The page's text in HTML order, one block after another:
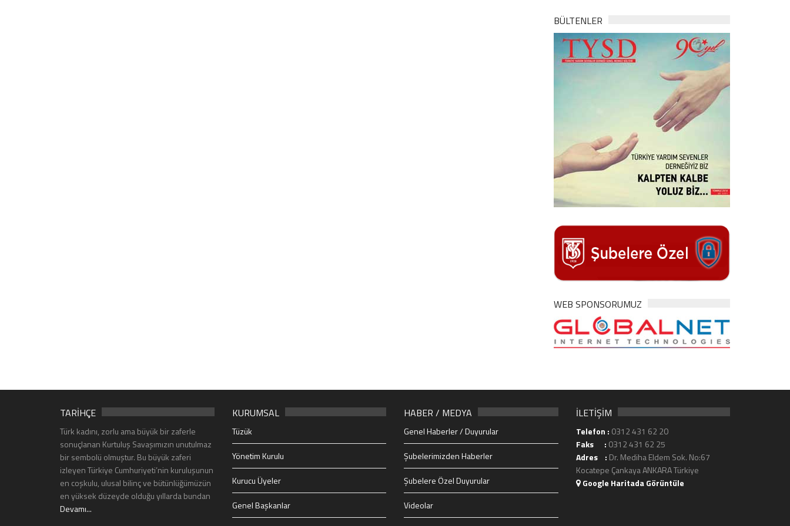
BÜLTENLER
WEB SPONSORUMUZ
TARİHÇE
Türk kadını, zorlu ama büyük bir zaferle
sonuçlanan Kurtuluş Savaşımızın unutulmaz
bir sembolü olmuştur. Bu büyük zaferi
izleyen Türkiye Cumhuriyeti’nin kuruluşunun
en coşkulu, ulusal bilinç ve bütünlüğümüzün
en yüksek düzeyde olduğu yıllarda bundan
Devamı...
KURUMSAL
Tüzük
Yönetim Kurulu
Kurucu Üyeler
Genel Başkanlar
HABER / MEDYA
Genel Haberler / Duyurular
Şubelerimizden Haberler
Şubelere Özel Duyurular
Videolar
İLETİŞİM
Telefon : 0312 431 62 20
Faks : 0312 431 62 25
Adres : Dr. Mediha Eldem Sok. No:67
Kocatepe Çankaya ANKARA Türkiye
Google Haritada Görüntüle